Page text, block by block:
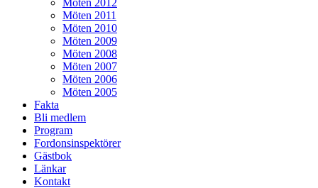
Möten 2012
Möten 2011
Möten 2010
Möten 2009
Möten 2008
Möten 2007
Möten 2006
Möten 2005
Fakta
Bli medlem
Program
Fordonsinspektörer
Gästbok
Länkar
Kontakt